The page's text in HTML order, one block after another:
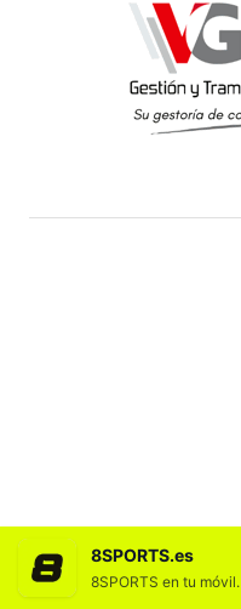
8SPORTS.es
8SPORTS en tu móvil.